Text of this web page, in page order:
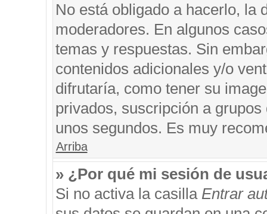
No está obligado a hacerlo, la
moderadores. En algunos
temas y respuestas. Sin
contenidos adicionales y/o
difrutaría, como tener su
privados, suscripción a
unos segundos. Es muy
Arriba
» ¿Por qué mi sesión de
Si no activa la casilla Entrar